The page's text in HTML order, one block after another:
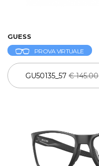
GUESS
PROVA VIRTUALE
GU50135_57 € 145.00